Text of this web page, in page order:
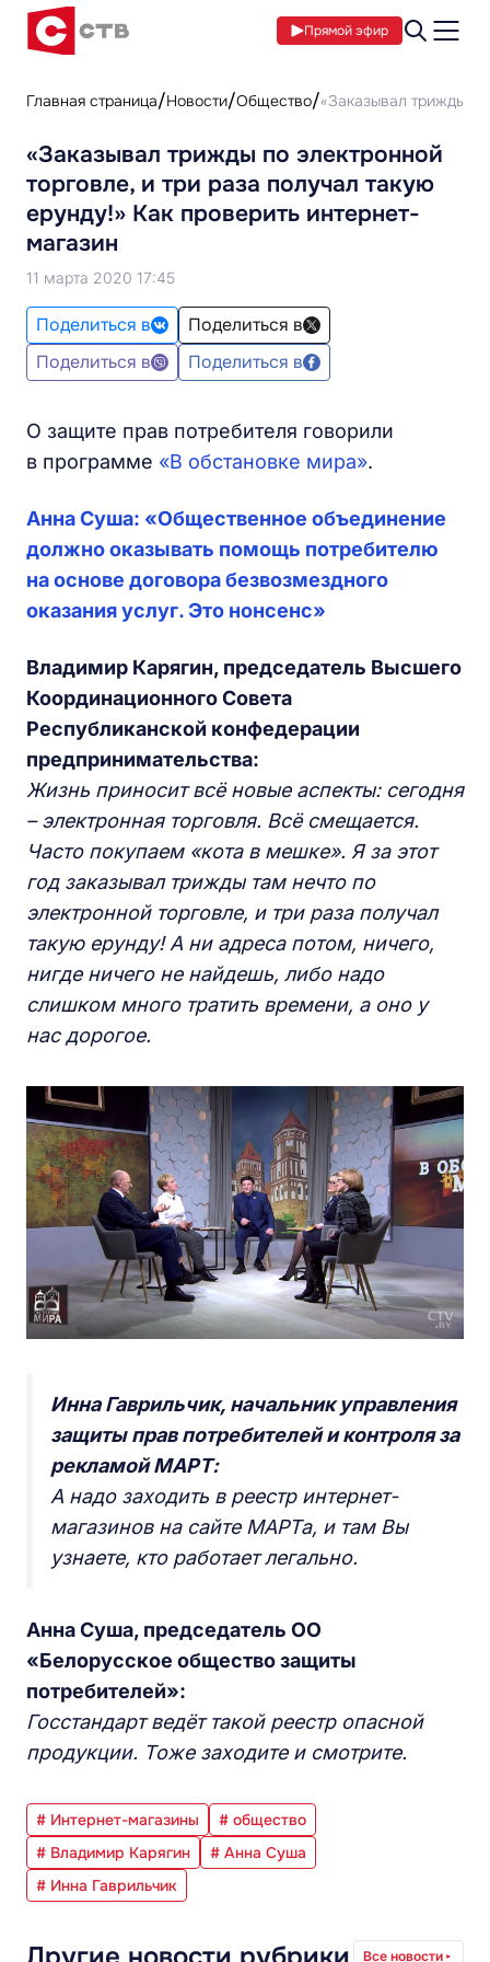
Прямой эфир
Главная страница Новости Общество «Заказывал трижды по
«Заказывал трижды по электронной
торговле, и три раза получал такую
ерунду!» Как проверить интернет-
магазин
11 марта 2020 17:45
Поделиться в
Поделиться в
Поделиться в
Поделиться в
О защите прав потребителя говорили
в программе «В обстановке мира».
Анна Суша: «Общественное объединение
должно оказывать помощь потребителю
на основе договора безвозмездного
оказания услуг. Это нонсенс»
Владимир Карягин, председатель Высшего
Координационного Совета
Республиканской конфедерации
предпринимательства:
Жизнь приносит всё новые аспекты: сегодня
– электронная торговля. Всё смещается.
Часто покупаем «кота в мешке». Я за этот
год заказывал трижды там нечто по
электронной торговле, и три раза получал
такую ерунду! А ни адреса потом, ничего,
нигде ничего не найдешь, либо надо
слишком много тратить времени, а оно у
нас дорогое.
Инна Гаврильчик, начальник управления
защиты прав потребителей и контроля за
рекламой МАРТ:
А надо заходить в реестр интернет-
магазинов на сайте МАРТа, и там Вы
узнаете, кто работает легально.
Анна Суша, председатель ОО
«Белорусское общество защиты
потребителей»:
Госстандарт ведёт такой реестр опасной
продукции. Тоже заходите и смотрите.
# Интернет-магазины
# общество
# Владимир Карягин
# Анна Суша
# Инна Гаврильчик
Все новости